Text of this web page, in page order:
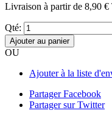
Livraison à partir de 8,90 €
Qté:
Ajouter au panier
OU
Ajouter à la liste
Partager Facebook
Partager sur Twitter